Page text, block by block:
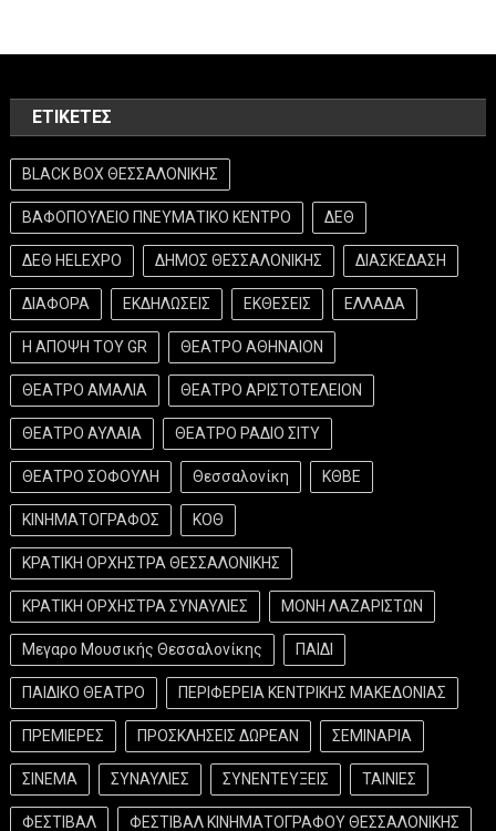
ΕΤΙΚΈΤΕΣ
BLACK BOX ΘΕΣΣΑΛΟΝΙΚΗΣ
ΒΑΦΟΠΟΥΛΕΙΟ ΠΝΕΥΜΑΤΙΚΟ ΚΕΝΤΡΟ ΔΕΘ
ΔΕΘ HELEXPO ΔΗΜΟΣ ΘΕΣΣΑΛΟΝΙΚΗΣ ΔΙΑΣΚΕΔΑΣΗ
ΔΙΑΦΟΡΑ ΕΚΔΗΛΩΣΕΙΣ ΕΚΘΕΣΕΙΣ ΕΛΛΑΔΑ
Η ΑΠΟΨΗ ΤΟΥ GR ΘΕΑΤΡΟ ΑΘΗΝΑΙΟΝ
ΘΕΑΤΡΟ ΑΜΑΛΙΑ ΘΕΑΤΡΟ ΑΡΙΣΤΟΤΕΛΕΙΟΝ
ΘΕΑΤΡΟ ΑΥΛΑΙΑ ΘΕΑΤΡΟ ΡΑΔΙΟ ΣΙΤΥ
ΘΕΑΤΡΟ ΣΟΦΟΥΛΗ Θεσσαλονίκη ΚΘΒΕ
ΚΙΝΗΜΑΤΟΓΡΑΦΟΣ ΚΟΘ
ΚΡΑΤΙΚΗ ΟΡΧΗΣΤΡΑ ΘΕΣΣΑΛΟΝΙΚΗΣ
ΚΡΑΤΙΚΗ ΟΡΧΗΣΤΡΑ ΣΥΝΑΥΛΙΕΣ ΜΟΝΗ ΛΑΖΑΡΙΣΤΩΝ
Μεγαρο Μουσικής Θεσσαλονίκης ΠΑΙΔΙ
ΠΑΙΔΙΚΟ ΘΕΑΤΡΟ ΠΕΡΙΦΕΡΕΙΑ ΚΕΝΤΡΙΚΗΣ ΜΑΚΕΔΟΝΙΑΣ
ΠΡΕΜΙΕΡΕΣ ΠΡΟΣΚΛΗΣΕΙΣ ΔΩΡΕΑΝ ΣΕΜΙΝΑΡΙΑ
ΣΙΝΕΜΑ ΣΥΝΑΥΛΙΕΣ ΣΥΝΕΝΤΕΥΞΕΙΣ ΤΑΙΝΙΕΣ
ΦΕΣΤΙΒΑΛ ΦΕΣΤΙΒΑΛ ΚΙΝΗΜΑΤΟΓΡΑΦΟΥ ΘΕΣΣΑΛΟΝΙΚΗΣ